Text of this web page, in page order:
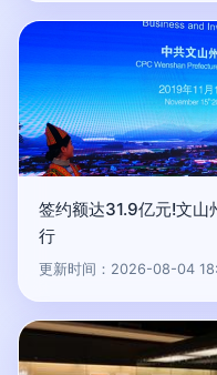
签约额达31.9亿元!文山
行
更新时间：2026-08-04